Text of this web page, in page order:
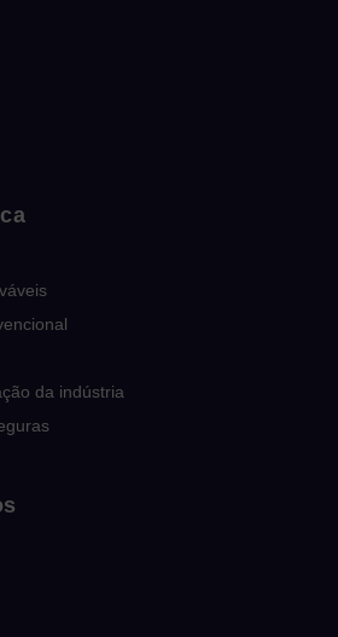
da indústria